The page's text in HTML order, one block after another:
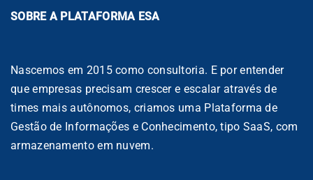
SOBRE A PLATAFORMA ESA
Nascemos em 2015 como consultoria. E por entender
que empresas precisam crescer e escalar através de
times mais autônomos, criamos uma Plataforma de
Gestão de Informações e Conhecimento, tipo SaaS, com
armazenamento em nuvem.